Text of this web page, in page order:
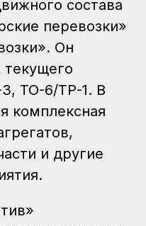
состава
перевозки»
Он
ТО-6/ТР-1. В
комплексная
и другие